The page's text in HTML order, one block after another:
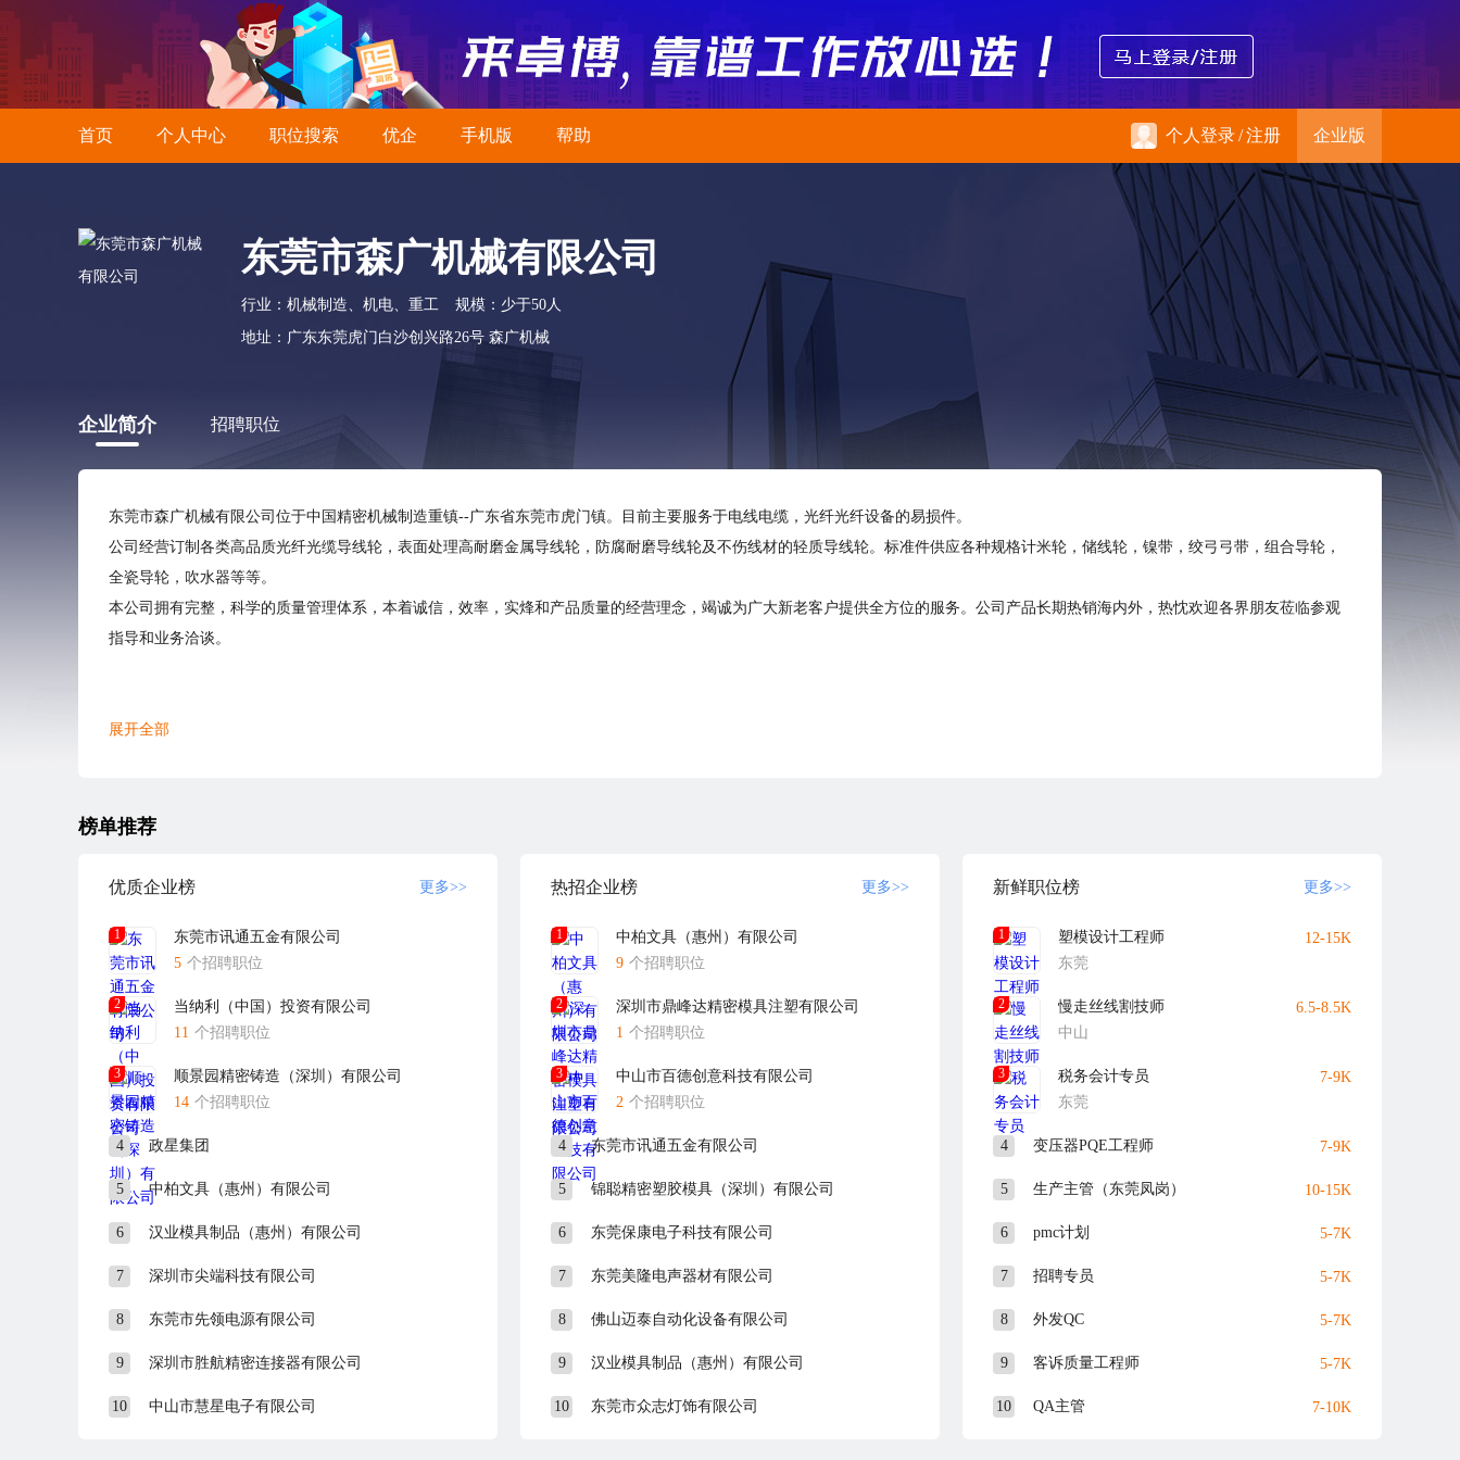
首页 个人中心 职位搜索 优企 手机版 帮助 个人登录/注册 企业版
东莞市森广机械有限公司
行业：机械制造、机电、重工
规模：少于50人
地址：广东东莞虎门白沙创兴路26号 森广机械
企业简介 招聘职位
东莞市森广机械有限公司位于中国精密机械制造重镇--广东省东莞市虎门镇。目前主要服务于电线电缆，光纤光纤设备的易损件。
公司经营订制各类高品质光纤光缆导线轮，表面处理高耐磨金属导线轮，防腐耐磨导线轮及不伤线材的轻质导线轮。标准件供应各种规格计米轮，储线轮，镍带，绞弓弓带，组合导轮，
全瓷导轮，吹水器等等。
本公司拥有完整，科学的质量管理体系，本着诚信，效率，实烽和产品质量的经营理念，竭诚为广大新老客户提供全方位的服务。公司产品长期热销海内外，热忱欢迎各界朋友莅临参观
指导和业务洽谈。
展开全部
榜单推荐
优质企业榜 更多>>
1
东莞市讯通五金有限公司
5 个招聘职位
2
当纳利（中国）投资有限公司
11 个招聘职位
3
顺景园精密铸造（深圳）有限公司
14 个招聘职位
4 政星集团
5 中柏文具（惠州）有限公司
6 汉业模具制品（惠州）有限公司
7 深圳市尖端科技有限公司
8 东莞市先领电源有限公司
9 深圳市胜航精密连接器有限公司
10 中山市慧星电子有限公司
热招企业榜 更多>>
1
中柏文具（惠州）有限公司
9 个招聘职位
2
深圳市鼎峰达精密模具注塑有限公司
1 个招聘职位
3
中山市百德创意科技有限公司
2 个招聘职位
4 东莞市讯通五金有限公司
5 锦聪精密塑胶模具（深圳）有限公司
6 东莞保康电子科技有限公司
7 东莞美隆电声器材有限公司
8 佛山迈泰自动化设备有限公司
9 汉业模具制品（惠州）有限公司
10 东莞市众志灯饰有限公司
新鲜职位榜 更多>>
1
塑模设计工程师
东莞
12-15K
2
慢走丝线割技师
中山
6.5-8.5K
3
税务会计专员
东莞
7-9K
4 变压器PQE工程师 7-9K
5 生产主管（东莞凤岗） 10-15K
6 pmc计划 5-7K
7 招聘专员 5-7K
8 外发QC 5-7K
9 客诉质量工程师 5-7K
10 QA主管 7-10K